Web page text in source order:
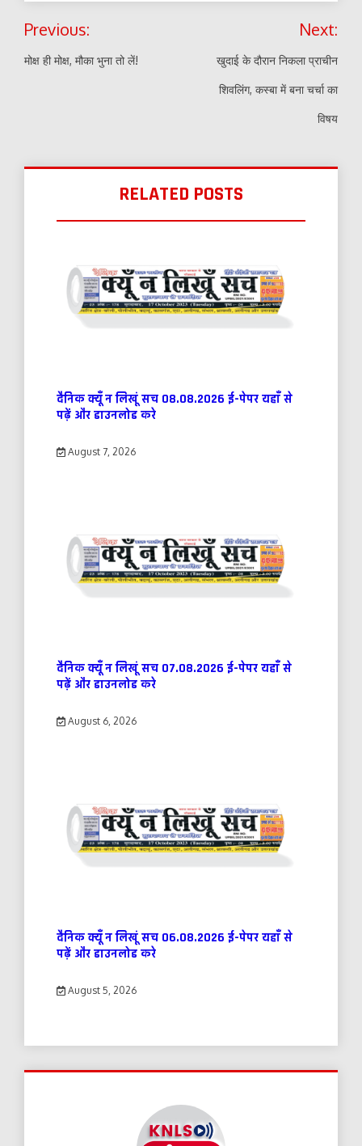
Post
navigation
Previous:
मोक्ष ही मोक्ष, मौका भुना तो लें!
Next:
खुदाई के दौरान निकला प्राचीन
शिवलिंग, कस्बा में बना चर्चा का
विषय
RELATED POSTS
दैनिक क्यूँ न लिखूं सच 08.08.2026 ई-पेपर यहाँ से
पढ़ें और डाउनलोड करे
August 7, 2026
दैनिक क्यूँ न लिखूं सच 07.08.2026 ई-पेपर यहाँ से
पढ़ें और डाउनलोड करे
August 6, 2026
दैनिक क्यूँ न लिखूं सच 06.08.2026 ई-पेपर यहाँ से
पढ़ें और डाउनलोड करे
August 5, 2026